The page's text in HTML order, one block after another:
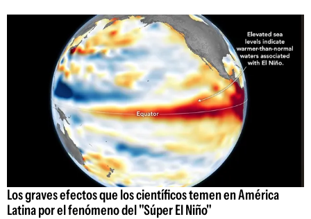
Los graves efectos que los científicos temen en América
Latina por el fenómeno del "Súper El Niño"